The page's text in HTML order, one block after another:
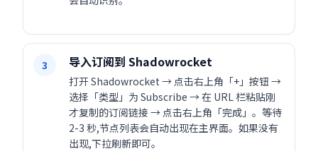
3 导入订阅到 Shadowrocket
打开 Shadowrocket → 点击右上角「+」按钮 →
选择「类型」为 Subscribe → 在 URL 栏粘贴刚
才复制的订阅链接 → 点击右上角「完成」。等待
2-3 秒,节点列表会自动出现在主界面。如果没有
出现,下拉刷新即可。